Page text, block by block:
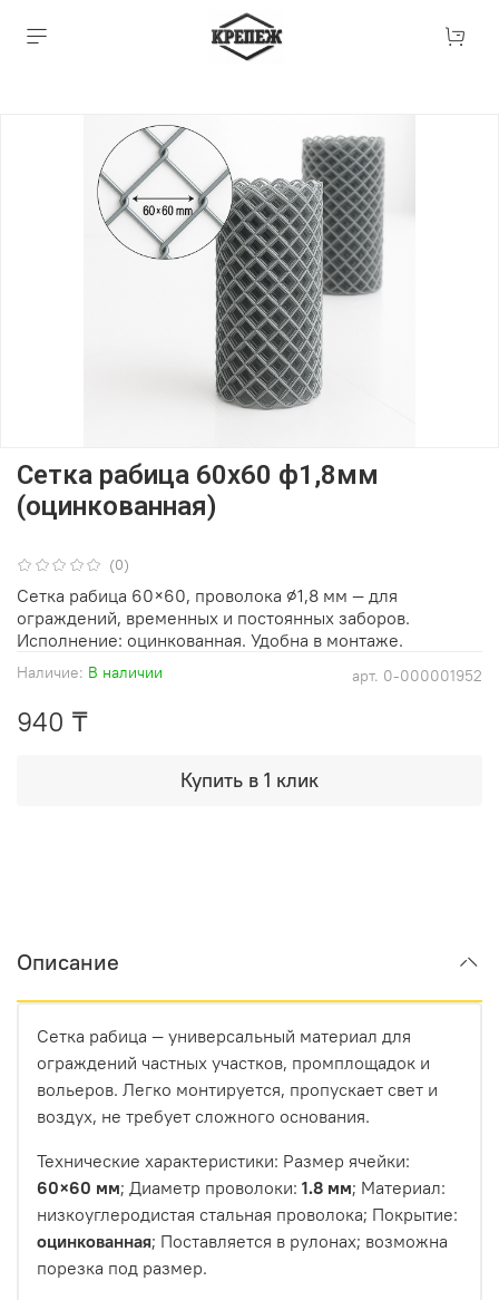
(0)
арт. 0-000001952
Наличие: В наличии
Сетка рабица 60х60 ф1,8мм
(оцинкованная)
940 ₸
Купить в 1 клик
Сетка рабица 60×60, проволока ⌀1,8 мм — для
ограждений, временных и постоянных заборов.
Исполнение: оцинкованная. Удобна в монтаже.
Описание
Сетка рабица — универсальный материал для
ограждений частных участков, промплощадок и
вольеров. Легко монтируется, пропускает свет и
воздух, не требует сложного основания.
Технические характеристики: Размер ячейки:
60×60 мм; Диаметр проволоки: 1.8 мм; Материал:
низкоуглеродистая стальная проволока; Покрытие:
оцинкованная; Поставляется в рулонах; возможна
порезка под размер.